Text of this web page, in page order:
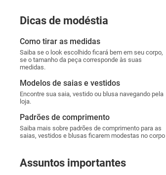
Dicas de modéstia
Como tirar as medidas
Saiba se o look escolhido ficará bem em seu corpo,
se o tamanho da peça corresponde às suas
medidas.
Modelos de saias e vestidos
Encontre sua saia, vestido ou blusa navegando pela
loja.
Padrões de comprimento
Saiba mais sobre padrões de comprimento para as
saias, vestidos e blusas ficarem modestas no corpo
Assuntos importantes